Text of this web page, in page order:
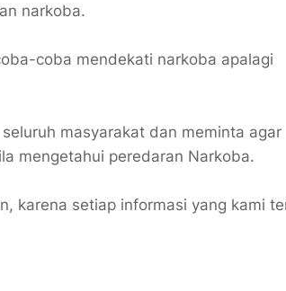
narkoba.
coba mendekati narkoba apalagi
masyarakat dan meminta agar
mengetahui peredaran Narkoba.
karena setiap informasi yang kami